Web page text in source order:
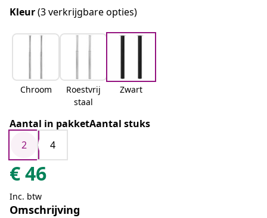
Kleur(3 verkrijgbare opties)
Chroom
Roestvrij
staal
Zwart
Aantal in pakketAantal stuks
2
4
€46
Inc. btw
Omschrijving